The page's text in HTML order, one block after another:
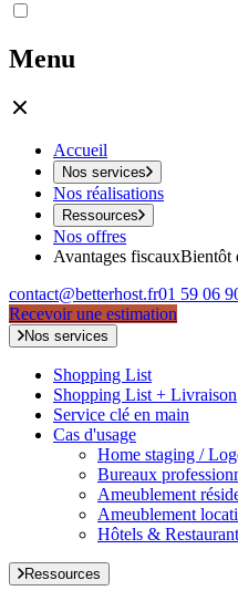
Menu
Accueil
Nos services
Nos réalisations
Ressources
Nos offres
Avantages fiscauxBientôt
contact@betterhost.fr01 59 06
Recevoir une estimation
Nos services
Shopping List
Shopping List + Livraison
Service clé en main
Cas d'usage
Home staging /
Bureaux
Ameublement
Ameublement
Hôtels &
Ressources